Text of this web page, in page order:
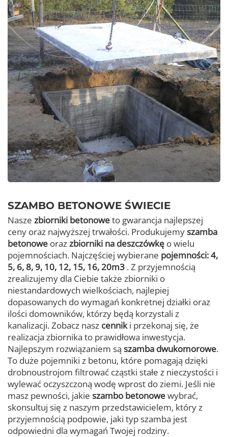
SZAMBO BETONOWE ŚWIECIE
Nasze zbiorniki betonoweto gwarancja najlepszej
ceny oraz najwyższej trwałości. Produkujemyszamba
betonowe orazzbiorniki na deszczówkę o wielu
pojemnościach. Najczęściej wybierane pojemności: 4,
5, 6, 8, 9, 10, 12, 15, 16, 20m3 . Z przyjemnością
zrealizujemy dla Ciebie także zbiorniki o
niestandardowych wielkościach, najlepiej
dopasowanych do wymagań konkretnej działki oraz
ilości domowników, którzy będą korzystali z
kanalizacji. Zobacz nasz cenniki przekonaj się, że
realizacja zbiornika to prawidłowa inwestycja.
Najlepszym rozwiązaniem są szamba dwukomorowe.
To duże pojemniki z betonu, które pomagają dzięki
drobnoustrojom filtrować cząstki stałe z nieczystości i
wylewać oczyszczoną wodę wprost do ziemi. Jeśli nie
masz pewności, jakie szambo betonowewybrać,
skonsultuj się z naszym przedstawicielem, który z
przyjemnością podpowie, jaki typ szamba jest
odpowiedni dla wymagań Twojej rodziny.